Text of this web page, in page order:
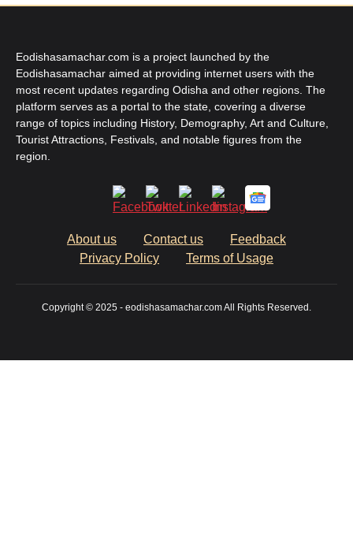
Eodishasamachar.com is a project launched by the
Eodishasamachar aimed at providing internet users with the
most recent updates regarding Odisha and other regions. The
platform serves as a portal to the state, covering a diverse
range of topics including History, Demography, Art and Culture,
Tourist Attractions, Festivals, and notable figures from the
region.
About us Contact us
Feedback
Privacy Policy
Terms of Usage
Copyright © 2025 - eodishasamachar.com All Rights Reserved.